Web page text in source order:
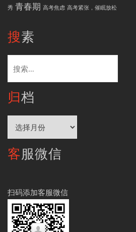
秀 青春期 高考焦虑 高考紧张，催眠放松
搜素
索：
归档
客服微信
扫码添加客服微信